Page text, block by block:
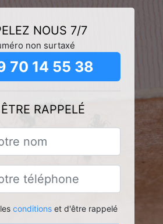
NOUS 7/7
non surtaxé
70 14 55 38
RAPPELÉ
conditionset d'être rappelé